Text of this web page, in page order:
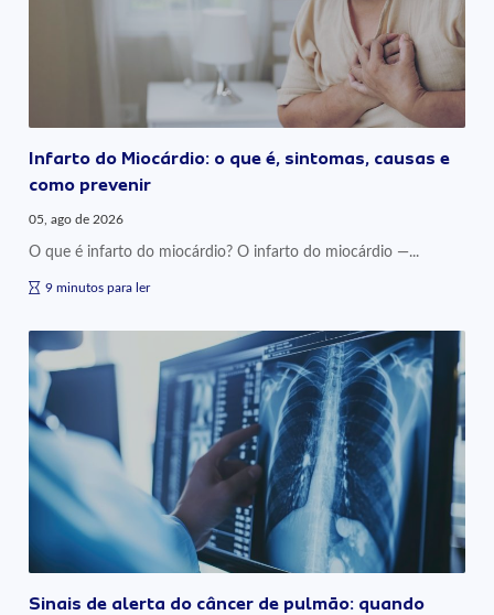
Infarto do Miocárdio: o que é, sintomas, causas e
como prevenir
05, ago de 2026
O que é infarto do miocárdio? O infarto do miocárdio —...
9 minutos para ler
Sinais de alerta do câncer de pulmão: quando